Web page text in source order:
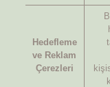
Hedefleme
ve Reklam
Çerezleri